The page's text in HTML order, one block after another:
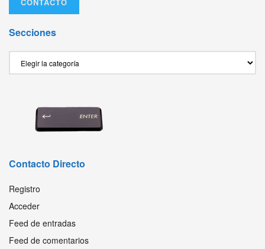
CONTACTO
Secciones
Contacto Directo
Registro
Acceder
Feed de entradas
Feed de comentarios